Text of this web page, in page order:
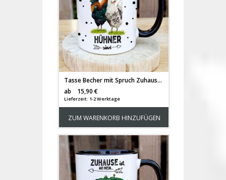
Tasse Becher mit Spruch Zuhause ist wo meine Hühner sind & Hahn Hühner Hühnchen Chicken Kaffeebecher Geschenk Spruchbecher ts2080
ab
15,90 €
Lieferzeit: 1-2 Werktage
ZUM WARENKORB HINZUFÜGEN